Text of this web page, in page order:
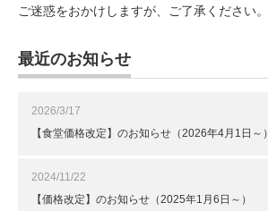
ご迷惑をおかけしますが、ご了承ください。
最近のお知らせ
2026/3/17
【食堂価格改定】のお知らせ（2026年4月1日～）
2024/11/22
【価格改定】のお知らせ（2025年1月6日～）